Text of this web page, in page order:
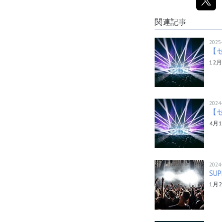
関連記事
12
【
4月
1月